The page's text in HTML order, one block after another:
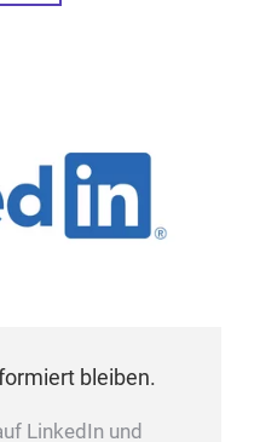
bleiben.
LinkedIn und